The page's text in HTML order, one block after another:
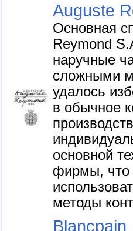
Auguste
Основная
Reymond
наручные
сложными
удалось
в обычное
основной
фирмы, что
методы
Blancpain